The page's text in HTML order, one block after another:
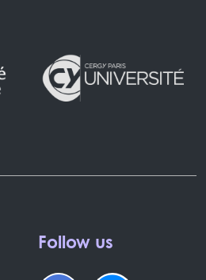
Follow us